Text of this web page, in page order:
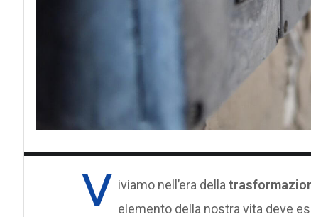
V iviamo nell’era della
elemento della nostra vita deve